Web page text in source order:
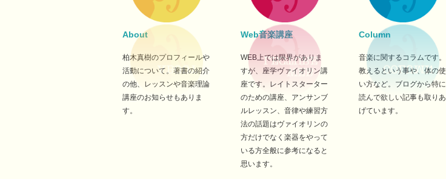
About
柏木真樹のプロフィールや
活動について。著書の紹介
の他、レッスンや音楽理論
講座のお知らせもありま
す。
Web音楽講座
WEB上では限界がありま
すが、座学ヴァイオリン講
座です。レイトスターター
のための講座、アンサンブ
ルレッスン、音律や練習方
法の話題はヴァイオリンの
方だけでなく楽器をやって
いる方全般に参考になると
思います。
Column
音楽に関するコラムです。
教えるという事や、体の使
い方など。ブログから特に
読んで欲しい記事も取りあ
げています。